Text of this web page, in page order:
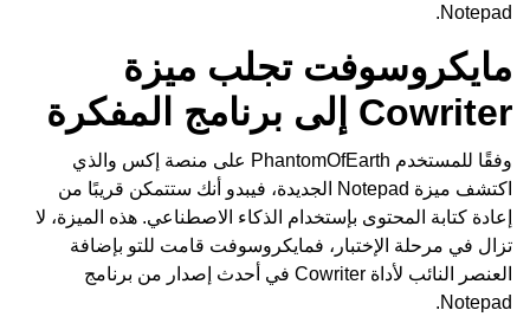
Notepad.
مايكروسوفت تجلب ميزة
Cowriter إلى برنامج المفكرة
وفقًا للمستخدم PhantomOfEarth على منصة إكس والذي
اكتشف ميزة Notepad الجديدة، فيبدو أنك ستتمكن قريبًا من
إعادة كتابة المحتوى بإستخدام الذكاء الاصطناعي. هذه الميزة، لا
تزال في مرحلة الإختبار، فمايكروسوفت قامت للتو بإضافة
العنصر النائب لأداة Cowriter في أحدث إصدار من برنامج
Notepad.